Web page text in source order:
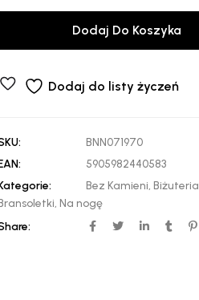
Dodaj Do Koszyka
Dodaj do listy życzeń
BNN071970
5905982440583
Bez Kamieni, Biżuteria
, Na nogę